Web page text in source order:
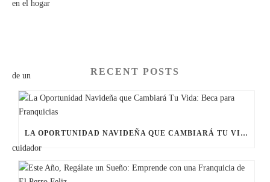
RECENT POSTS
LA OPORTUNIDAD NAVIDEÑA QUE CAMBIARÁ TU VIDA: BECA PARA FRANQUICIAS